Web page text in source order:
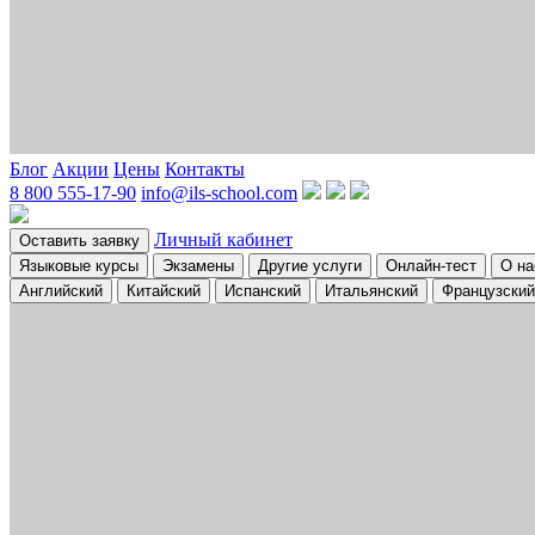
Блог Акции Цены Контакты
8 800 555-17-90 info@ils-school.com
Оставить заявку Личный кабинет
Языковые курсы Экзамены Другие услуги Онлайн-тест
О
Английский
Китайский Испанский Итальянский Французский